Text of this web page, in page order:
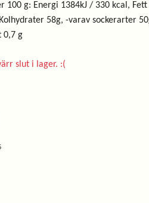
100 g: Energi 1384kJ / 330 kcal,
58g, -varav sockerarter
0,7 g
slut i lager. :(